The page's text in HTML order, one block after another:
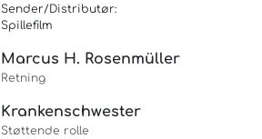
Sender/Distributør:
Spillefilm
Marcus H. Rosenmüller
Retning
Krankenschwester
Støttende rolle